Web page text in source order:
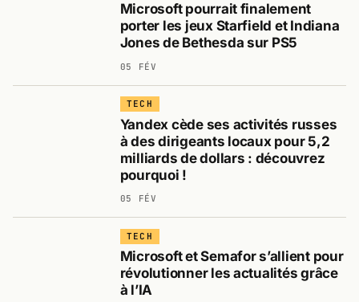
Microsoft pourrait finalement
porter les jeux Starfield et Indiana
Jones de Bethesda sur PS5
05 FÉV
TECH
Yandex cède ses activités russes
à des dirigeants locaux pour 5,2
milliards de dollars : découvrez
pourquoi !
05 FÉV
TECH
Microsoft et Semafor s’allient pour
révolutionner les actualités grâce
à l’IA